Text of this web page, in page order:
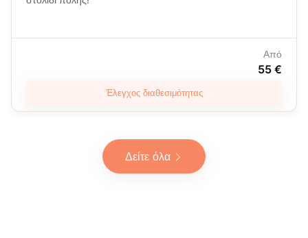
Από
55 €
Έλεγχος διαθεσιμότητας
Δείτε όλα